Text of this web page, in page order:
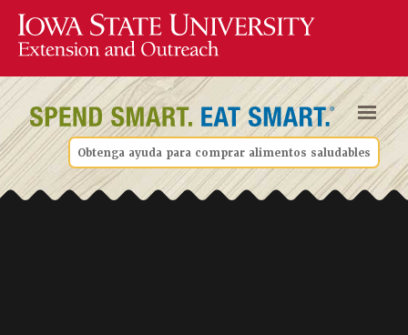
Obtenga ayuda para comprar alimentos saludables